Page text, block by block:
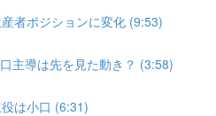
者ポジションに変化 (9:53)
主導は先を見た動き？ (3:58)
は小口 (6:31)